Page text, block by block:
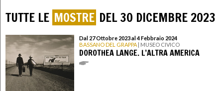
TUTTE LE MOSTRE DEL 30 DICEMBRE 2023
Dal 27 Ottobre 2023 al 4 Febbraio 2024
BASSANO DEL GRAPPA | MUSEO CIVICO
DOROTHEA LANGE. L’ALTRA AMERICA